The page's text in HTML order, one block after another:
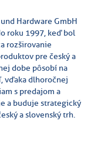
Hardware GmbH
roku 1997, keď bol
rozširovanie
pre český a
dobe pôsobí na
vďaka dlhoročnej
s predajom a
a buduje strategický
a slovenský trh.